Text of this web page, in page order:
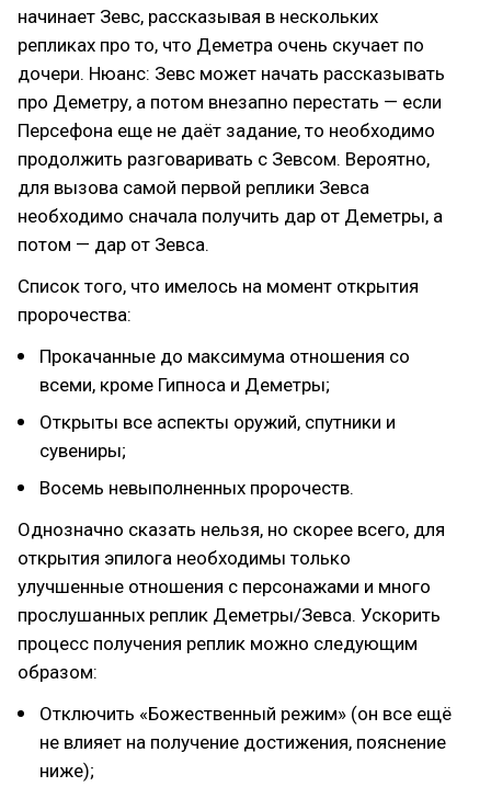
начинает Зевс, рассказывая в нескольких
репликах про то, что Деметра очень скучает по
дочери. Нюанс: Зевс может начать рассказывать
про Деметру, а потом внезапно перестать — если
Персефона еще не даёт задание, то необходимо
продолжить разговаривать с Зевсом. Вероятно,
для вызова самой первой реплики Зевса
необходимо сначала получить дар от Деметры, а
потом — дар от Зевса.
Список того, что имелось на момент открытия
пророчества:
Прокачанные до максимума отношения со
всеми, кроме Гипноса и Деметры;
Открыты все аспекты оружий, спутники и
сувениры;
Восемь невыполненных пророчеств.
Однозначно сказать нельзя, но скорее всего, для
открытия эпилога необходимы только
улучшенные отношения с персонажами и много
прослушанных реплик Деметры/Зевса. Ускорить
процесс получения реплик можно следующим
образом:
Отключить «Божественный режим» (он все ещё
не влияет на получение достижения, пояснение
ниже);